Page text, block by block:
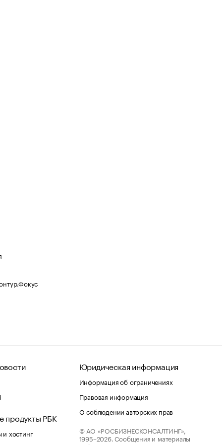
продукты РБК
хостинг
Юридическая информация
Информация об ограничениях
Правовая информация
О соблюдении авторских прав
© АО «РОСБИЗНЕСКОНСАЛТИНГ»,
1995–2026. Сообщения и материалы